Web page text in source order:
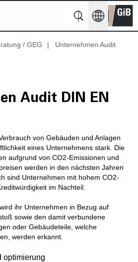
/ GEG |
Unternehmen Audit
Audit DIN EN
von Gebäuden und Anlagen
eines Unternehmens stark. Die
aufgrund von CO2-Emissionen und
werden in den nächsten Jahren
sind Unternehmen mit hohem CO2-
im Nachteil.
ihr Unternehmen in Bezug auf
sowie den damit verbundene
oder Gebäudeteile, welche
werden erkannt.
optimierung